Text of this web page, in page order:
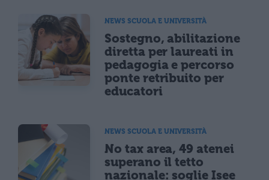
NEWS SCUOLA E UNIVERSITÀ
Sostegno, abilitazione
diretta per laureati in
pedagogia e percorso
ponte retribuito per
educatori
NEWS SCUOLA E UNIVERSITÀ
No tax area, 49 atenei
superano il tetto
nazionale: soglie Isee